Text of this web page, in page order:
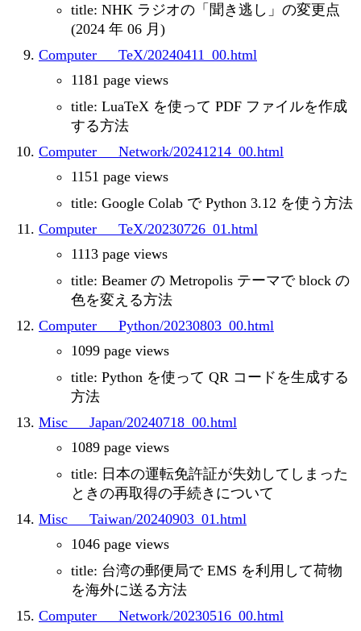
title: NHK ラジオの「聞き逃し」の変更点
(2024 年 06 月)
Computer___TeX/20240411_00.html
1181 page views
title: LuaTeX を使って PDF ファイルを作成
する方法
Computer___Network/20241214_00.html
1151 page views
title: Google Colab で Python 3.12 を使う方法
Computer___TeX/20230726_01.html
1113 page views
title: Beamer の Metropolis テーマで block の
色を変える方法
Computer___Python/20230803_00.html
1099 page views
title: Python を使って QR コードを生成する
方法
Misc___Japan/20240718_00.html
1089 page views
title: 日本の運転免許証が失効してしまった
ときの再取得の手続きについて
Misc___Taiwan/20240903_01.html
1046 page views
title: 台湾の郵便局で EMS を利用して荷物
を海外に送る方法
Computer___Network/20230516_00.html